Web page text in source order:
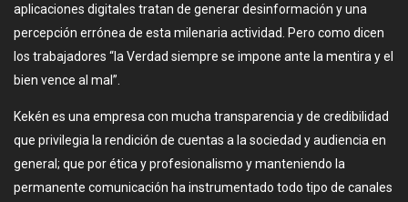
aplicaciones digitales tratan de generar desinformación y una
percepción errónea de esta milenaria actividad. Pero como dicen
los trabajadores “la Verdad siempre se impone ante la mentira y el
bien vence al mal”.
Kekén es una empresa con mucha transparencia y de credibilidad
que privilegia la rendición de cuentas a la sociedad y audiencia en
general; que por ética y profesionalismo y manteniendo la
permanente comunicación ha instrumentado todo tipo de canales